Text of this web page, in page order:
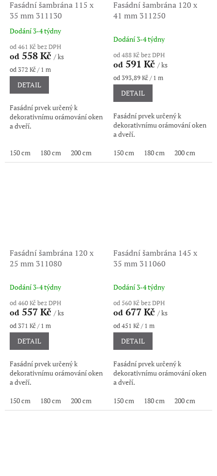
Fasádní šambrána 115 x
35 mm 311130
Průměrné
hodnocení
produktu
je
5,0
z
hvězdiček.
Dodání 3-4 týdny
od 461 Kč bez DPH
od 558 Kč / ks
Měrná
cena:
od 372 Kč / 1 m
DETAIL
Fasádní prvek určený k
dekorativnímu orámování oken
a dveří.
150 cm 180 cm 200 cm
Fasádní šambrána 120 x
41 mm 311250
Dodání 3-4 týdny
od 488 Kč bez DPH
od 591 Kč / ks
Měrná
cena:
od 393,89 Kč / 1 m
DETAIL
Fasádní prvek určený k
dekorativnímu orámování oken
a dveří.
150 cm
180 cm 200 cm
Fasádní šambrána 120 x
25 mm 311080
Dodání 3-4 týdny
od 460 Kč bez DPH
od 557 Kč / ks
Měrná
cena:
od 371 Kč / 1 m
DETAIL
Fasádní prvek určený k
dekorativnímu orámování oken
a dveří.
150 cm
180 cm 200 cm
Fasádní šambrána 145 x
35 mm 311060
Dodání 3-4 týdny
od 560 Kč bez DPH
od 677 Kč / ks
Měrná
cena:
od 451 Kč / 1 m
DETAIL
Fasádní prvek určený k
dekorativnímu orámování oken
a dveří.
150 cm
180 cm 200 cm